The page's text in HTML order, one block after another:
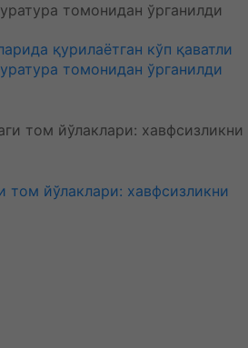
қурилаётган кўп қаватли
томонидан ўрганилди
том йўлаклари: хавфсизликни